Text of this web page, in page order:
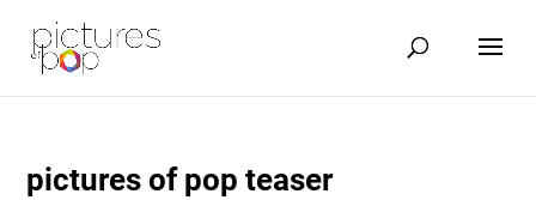
pictures of pop teaser